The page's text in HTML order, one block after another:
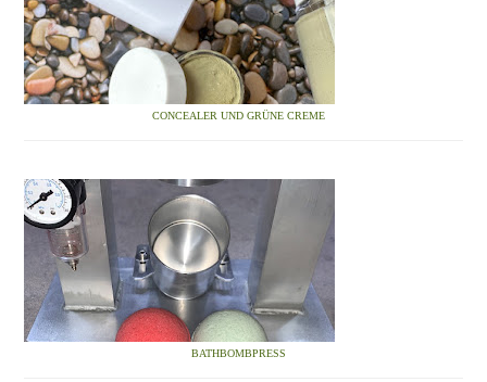
CONCEALER UND GRÜNE CREME
BATHBOMBPRESS